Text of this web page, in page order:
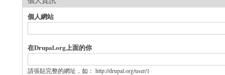
個人網站
在Drupal.org上面的你
請張貼完整的網址，如： http://drupal.org/user/1